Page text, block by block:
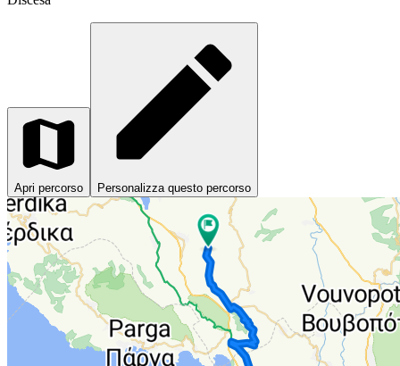
Apri percorso Personalizza questo percorso